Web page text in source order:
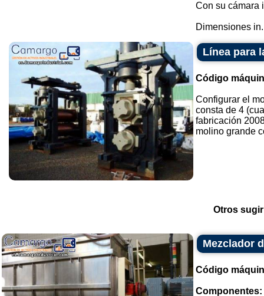
Con su cámara
Dimensiones
Línea para
Código
Configurar el
consta de 4
fabricación
molino grande
Otros
Mezclador
Código
Componentes: